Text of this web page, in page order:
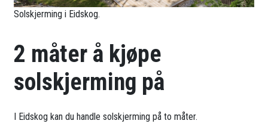
Solskjerming i Eidskog.
2 måter å kjøpe
solskjerming på
I Eidskog kan du handle solskjerming på to måter.